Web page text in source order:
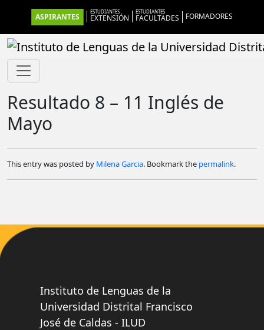
Skip to main content
ASPIRANTES
ESTUDIANTES
EXTENSIÓN
ESTUDIANTES
FACULTADES FORMADORES
Resultado 8 – 11 Inglés de
Mayo
This entry was posted by Milena Garcia. Bookmark the permalink.
Instituto de Lenguas de la
Universidad Distrital Francisco
José de Caldas - ILUD